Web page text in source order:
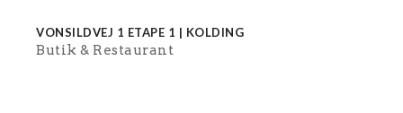
VONSILDVEJ 1 ETAPE 1 | KOLDING
Butik Restaurant